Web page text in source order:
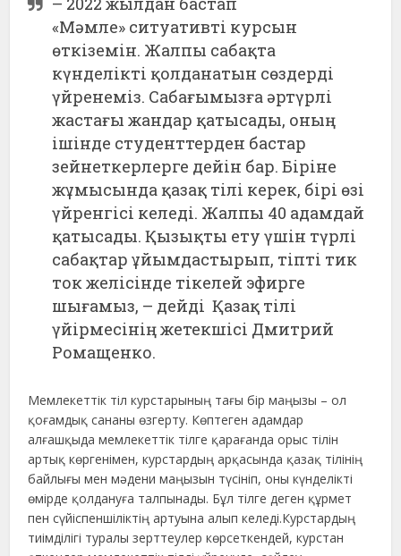
«Мәмле» ситуативті курсын
өткіземін. Жалпы сабақта
күнделікті қолданатын сөздерді
үйренеміз. Сабағымызға әртүрлі
жастағы жандар қатысады, оның
ішінде студенттерден бастар
зейнеткерлерге дейін бар. Біріне
жұмысында қазақ тілі керек, бірі өзі
үйренгісі келеді. Жалпы 40 адамдай
қатысады. Қызықты ету үшін түрлі
сабақтар ұйымдастырып, тіпті тик
ток желісінде тікелей эфирге
шығамыз, – дейді Қазақ тілі
үйірмесінің жетекшісі Дмитрий
Ромащенко.
Мемлекеттік тіл курстарының тағы бір маңызы – ол
қоғамдық сананы өзгерту. Көптеген адамдар
алғашқыда мемлекеттік тілге қарағанда орыс тілін
артық көргенімен, курстардың арқасында қазақ тілінің
байлығы мен мәдени маңызын түсініп, оны күнделікті
өмірде қолдануға талпынады. Бұл тілге деген құрмет
пен сүйіспеншіліктің артуына алып келеді.Курстардың
тиімділігі туралы зерттеулер көрсеткендей, курстан